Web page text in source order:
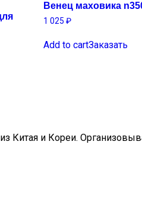
Венец маховика
1 025₽
Add to cartЗаказать
Китая и Кореи.